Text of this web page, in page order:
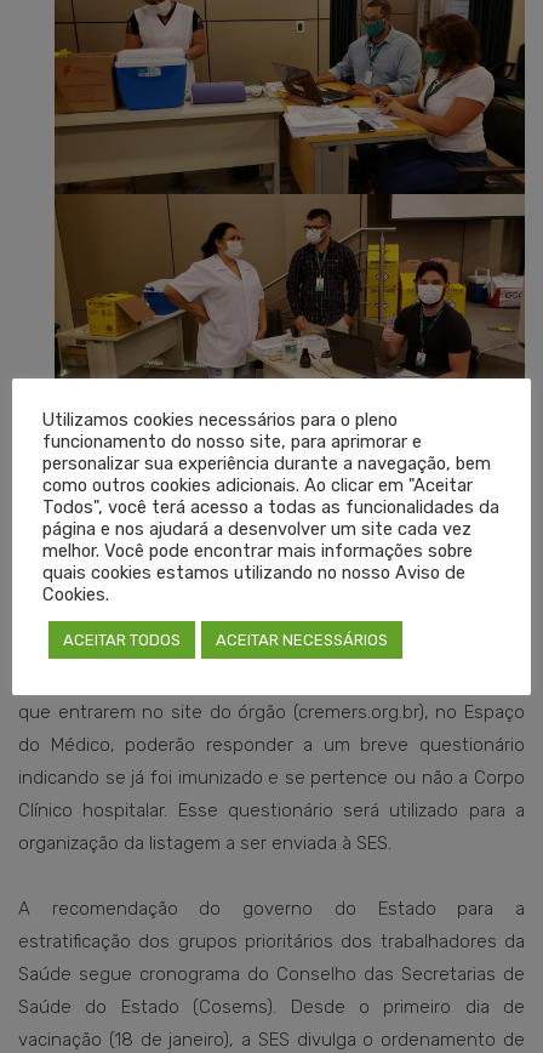
que entrarem no site do órgão (cremers.org.br), no Espaço
do Médico, poderão responder a um breve questionário
indicando se já foi imunizado e se pertence ou não a Corpo
Clínico hospitalar. Esse questionário será utilizado para a
organização da listagem a ser enviada à SES.
A recomendação do governo do Estado para a
estratificação dos grupos prioritários dos trabalhadores da
Saúde segue cronograma do Conselho das Secretarias de
Saúde do Estado (Cosems). Desde o primeiro dia de
vacinação (18 de janeiro), a SES divulga o ordenamento de
Utilizamos cookies necessários para o pleno
funcionamento do nosso site, para aprimorar e
personalizar sua experiência durante a navegação, bem
como outros cookies adicionais. Ao clicar em "Aceitar
Todos", você terá acesso a todas as funcionalidades da
página e nos ajudará a desenvolver um site cada vez
melhor. Você pode encontrar mais informações sobre
quais cookies estamos utilizando no nosso Aviso de
Cookies.
ACEITAR TODOS ACEITAR NECESSÁRIOS